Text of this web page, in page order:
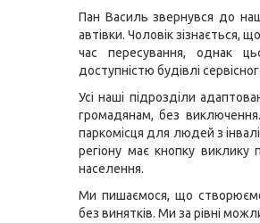
Пан Василь звернувся до
автівки. Чоловік зізнається,
час пересування, однак
доступністю будівлі
Усі наші підрозділи
громадянам, без
паркомісця для людей з
регіону має кнопку
населення.
Ми пишаємося, що
без винятків. Ми за рівні